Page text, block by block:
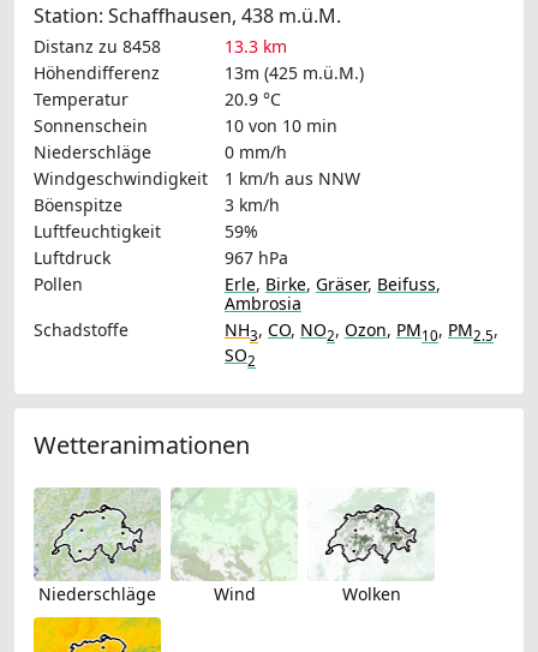
Station: Schaffhausen, 438 m.ü.M.
Distanz zu 8458
13.3 km
Höhendifferenz
13m (425 m.ü.M.)
Temperatur
20.9 °C
Sonnenschein
10 von 10 min
Niederschläge
0 mm/h
Windgeschwindigkeit
1 km/h aus NNW
Böenspitze
3 km/h
Luftfeuchtigkeit
59%
Luftdruck
967 hPa
Pollen
Erle, Birke, Gräser, Beifuss,
Ambrosia
Schadstoffe
NH3, CO, NO2, Ozon, PM10, PM2.5,
SO2
Wetteranimationen
Niederschläge Wind Wolken